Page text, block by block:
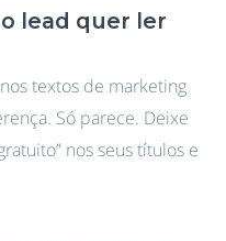
o lead quer ler
textos de marketing
Só parece. Deixe
nos seus títulos e